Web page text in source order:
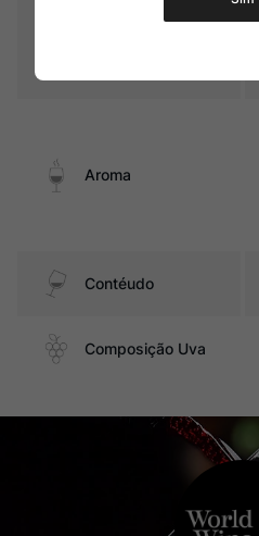
Aroma
Contéudo
Composição Uva